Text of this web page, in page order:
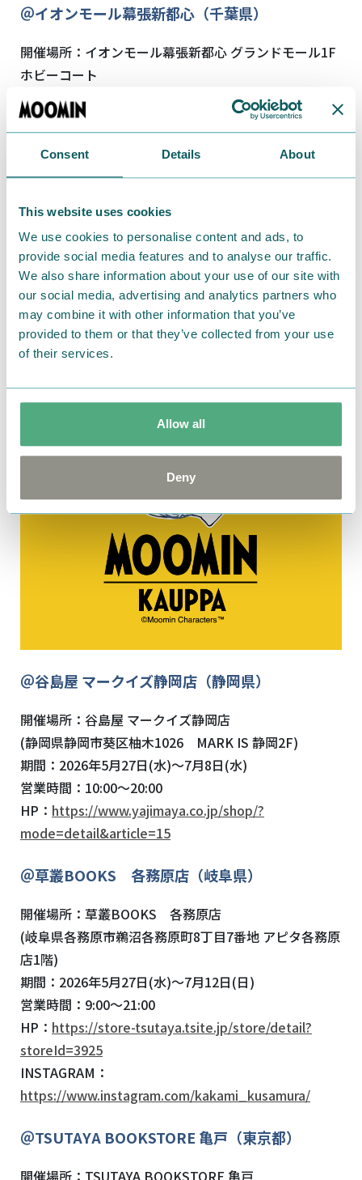
Consent Details About
This website uses cookies
We use cookies to personalise content and ads, to
provide social media features and to analyse our traffic.
We also share information about your use of our site with
our social media, advertising and analytics partners who
may combine it with other information that you’ve
provided to them or that they’ve collected from your use
of their services.
Allow all
Deny
＠イオンモール幕張新都心（千葉県）
開催場所：イオンモール幕張新都心 グランドモール1F
ホビーコート
(千葉県千葉市美浜区豊砂1-1)
期間：2026年7月17日(金)～7月26日(日)
■ムーミン 体験型POP UP STORE「まいにちムーミン
POP UP STORE」
v.co.jp/popup/030021/
MOOMIN KAUPPA
＠谷島屋 マークイズ静岡店（静岡県）
開催場所：谷島屋 マークイズ静岡店
(静岡県静岡市葵区柚木1026 MARK IS 静岡2F)
期間：2026年5月27日(水)～7月8日(水)
営業時間：10:00～20:00
HP： https://www.yajimaya.co.jp/shop/?
mode=detail&article=15
＠草叢BOOKS 各務原店（岐阜県）
開催場所：草叢BOOKS 各務原店
(岐阜県各務原市鵜沼各務原町8丁目7番地 アピタ各務原
店1階)
期間：2026年5月27日(水)～7月12日(日)
営業時間：9:00～21:00
HP： https://store-tsutaya.tsite.jp/store/detail?
storeId=3925
INSTAGRAM：
https://www.instagram.com/kakami_kusamura/
＠TSUTAYA BOOKSTORE 亀戸（東京都）